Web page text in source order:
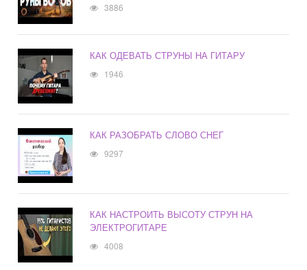
3886
КАК ОДЕВАТЬ СТРУНЫ НА ГИТАРУ
1946
КАК РАЗОБРАТЬ СЛОВО СНЕГ
9297
КАК НАСТРОИТЬ ВЫСОТУ СТРУН НА
ЭЛЕКТРОГИТАРЕ
4008